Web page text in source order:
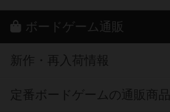
ボードゲーム通販
新作・再入荷情報
定番ボードゲームの通販商品